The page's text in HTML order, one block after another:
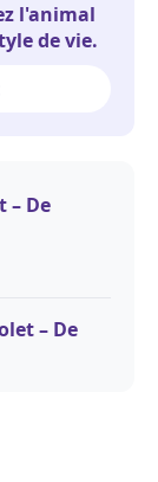
l'animal
de vie.
– De
– De